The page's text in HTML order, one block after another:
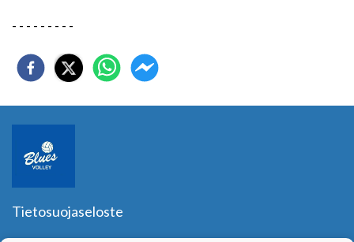
- - - - - - - - -
Tietosuojaseloste